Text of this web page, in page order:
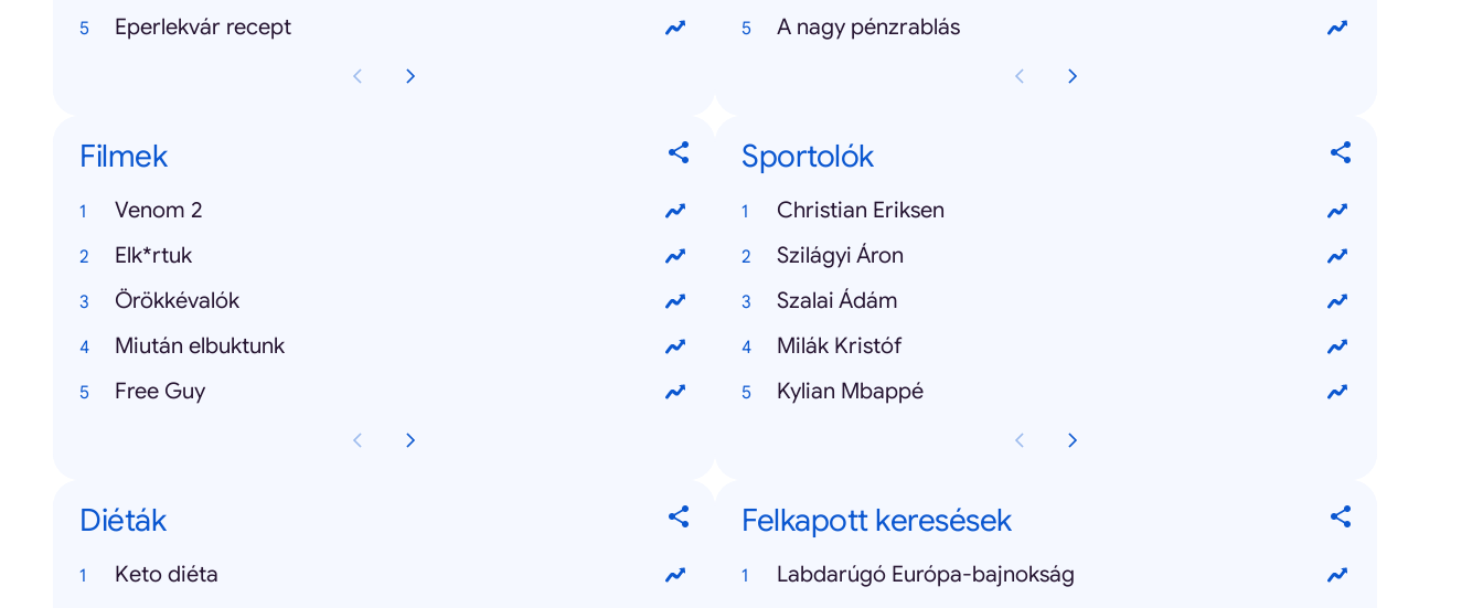
Eperlekvár recept
A nagy pénzrablás
Filmek
Venom 2
Elk*rtuk
Örökkévalók
Miután elbuktunk
Free Guy
Sportolók
Christian Eriksen
Szilágyi Áron
Szalai Ádám
Milák Kristóf
Kylian Mbappé
Diéták
Keto diéta
Felkapott keresések
Labdarúgó Európa-bajnokság